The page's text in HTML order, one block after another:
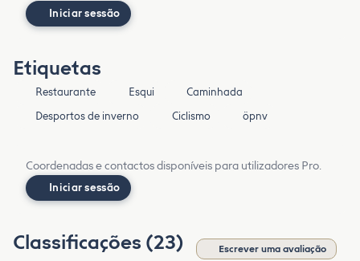
Iniciar sessão
Etiquetas
Restaurante Esqui
Caminhada
Desportos de inverno
Ciclismo öpnv
Coordenadas e contactos disponíveis para utilizadores Pro.
Iniciar sessão
Classificações (23) Escrever uma avaliação